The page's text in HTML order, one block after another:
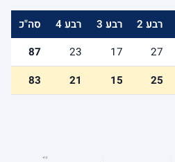
רבע 2 רבע 3 רבע 4
סה"כ
27
17
23
87
25
15
21
83
+10